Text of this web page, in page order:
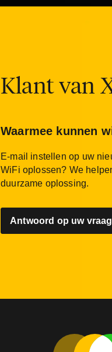
Klant van
Waarmee kunnen
E-mail instellen op uw
WiFi oplossen? We
duurzame oplossing.
Antwoord op uw vraag